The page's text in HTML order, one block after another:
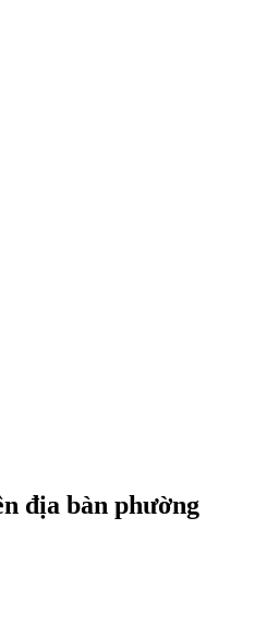
địa bàn phường